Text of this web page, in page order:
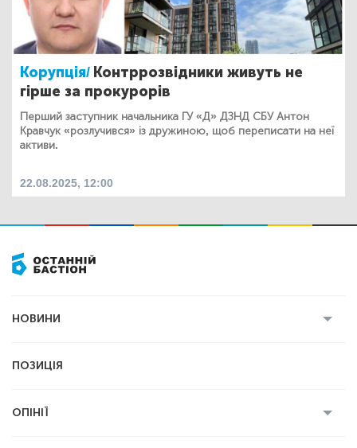
Корупція/ Контррозвідники живуть не
гірше за прокурорів
Перший заступник начальника ГУ «Д» ДЗНД СБУ Антон
Кравчук «розлучився» із дружиною, щоб переписати на неї
активи.
22.08.2025, 12:00
НОВИНИ
Економіка
ПОЗИЦІЯ
ОПІНІЇ